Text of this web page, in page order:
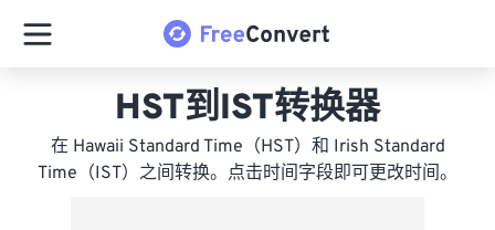
HST到IST转换器
在 Hawaii Standard Time（HST）和 Irish Standard
Time（IST）之间转换。点击时间字段即可更改时间。